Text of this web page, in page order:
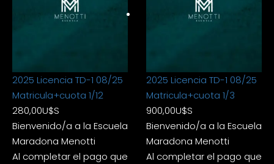
2025 Licencia TD-1 08/25
Matricula+cuota 1/12
280,00U$S
Bienvenido/a a la Escuela
Maradona Menotti
Al completar el pago que
2025 Licencia TD-1 08/25
Matricula+cuota 1/3
900,00U$S
Bienvenido/a a la Escuela
Maradona Menotti
Al completar el pago que